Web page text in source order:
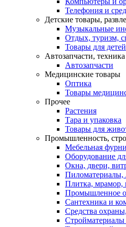
Телефония и
Детские товары,
Музыкальные
Отдых, туризм,
Товары для детей
Автозапчасти, техника
Автозапчасти
Медицинские товары
Оптика
Товары
Прочее
Растения
Тара и упаковка
Товары для
Промышленность,
Мебельная
Оборудование
Окна, двери,
Пиломатериалы,
Плитка, мрамор,
Промышленное
Сантехника и
Средства
Стройматериалы